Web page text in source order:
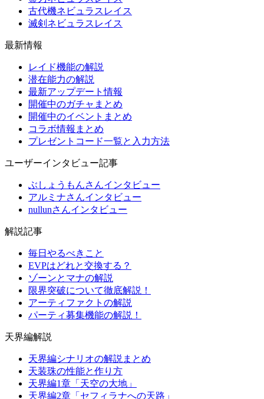
古代機ネビュラスレイス
滅剣ネビュラスレイス
最新情報
レイド機能の解説
潜在能力の解説
最新アップデート情報
開催中のガチャまとめ
開催中のイベントまとめ
コラボ情報まとめ
プレゼントコード一覧と入力方法
ユーザーインタビュー記事
ぶしょうもんさんインタビュー
アルミナさんインタビュー
nullunさんインタビュー
解説記事
毎日やるべきこと
EVPはどれと交換する？
ゾーンとマナの解説
限界突破について徹底解説！
アーティファクトの解説
パーティ募集機能の解説！
天界編解説
天界編シナリオの解説まとめ
天装珠の性能と作り方
天界編1章「天空の大地」
天界編2章「セフィラナへの天路」